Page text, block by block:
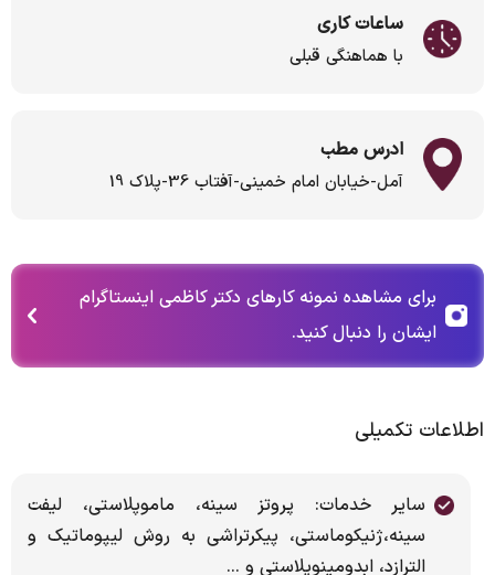
ساعات کاری
با هماهنگی قبلی
ادرس مطب
آمل-خیابان امام خمینی-آفتاب 36-پلاک 19
برای مشاهده نمونه کارهای دکتر کاظمی اینستاگرام
ایشان را دنبال کنید.
اطلاعات تکمیلی
سایر خدمات: پروتز سینه، ماموپلاستی، لیفت
سینه،ژنیکوماستی، پیکرتراشی به روش لیپوماتیک و
الترازد، ابدومینوپلاستی و ...